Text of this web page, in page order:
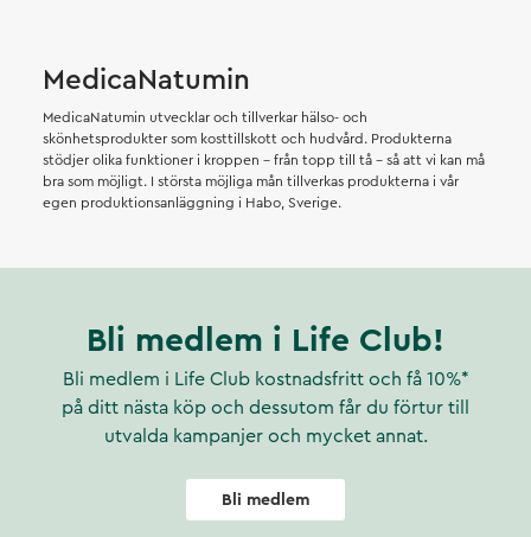
MedicaNatumin
MedicaNatumin utvecklar och tillverkar hälso- och
skönhetsprodukter som kosttillskott och hudvård. Produkterna
stödjer olika funktioner i kroppen – från topp till tå – så att vi kan må
bra som möjligt. I största möjliga mån tillverkas produkterna i vår
egen produktionsanläggning i Habo, Sverige.
Bli medlem i Life Club!
Bli medlem i Life Club kostnadsfritt och få 10%*
på ditt nästa köp och dessutom får du förtur till
utvalda kampanjer och mycket annat.
Bli medlem